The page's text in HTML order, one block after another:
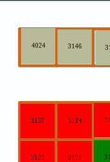
3121
3122
3123 3124
3146
4024